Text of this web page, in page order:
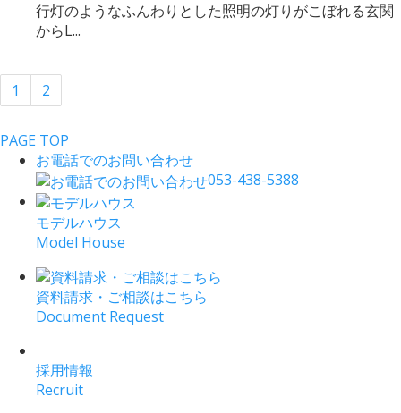
行灯のようなふんわりとした照明の灯りがこぼれる玄関
からL...
1 2
PAGE TOP
お電話でのお問い合わせ
053-438-5388
モデルハウス
Model House
資料請求・ご相談はこちら
Document Request
採用情報
Recruit